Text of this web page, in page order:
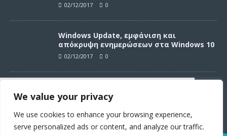
Συνεχίζοντας σε αυτό τον ιστότοπο
αποδέχεστε την χρήση των cookies
σύμφωνα με τους όρους χρήσης.
We value your privacy
We use cookies to enhance your browsing experience,
serve personalized ads or content, and analyze our traffic.
02/12/2017 0
Windows Update, εμφάνιση και
απόκρυψη ενημερώσεων στα Windows 10
02/12/2017 0
ενημερώσεων στα Windows 10